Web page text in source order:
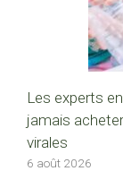
Les experts
jamais
virales
6 août 2026